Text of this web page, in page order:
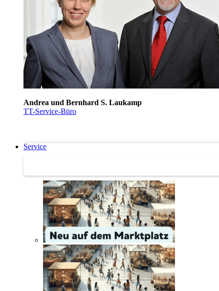
Andrea und Bernhard S. Laukamp
TT-Service-Büro
Service